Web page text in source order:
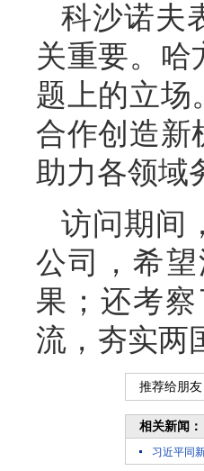
科沙诺夫
关重要。哈
题上的立场
合作创造新
助力各领域
访问期间
公司，希
果；还考
流，夯实两
推荐给朋友
相关新闻：
习近平同